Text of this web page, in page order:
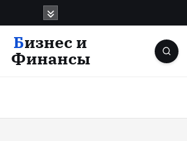
Бизнес и
Финансы